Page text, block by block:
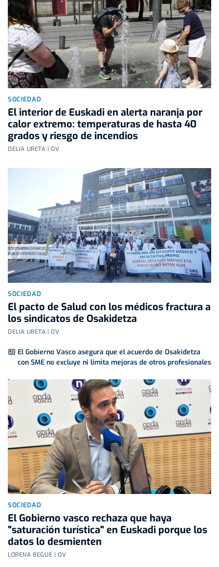
SOCIEDAD
El interior de Euskadi en alerta naranja por
calor extremo: temperaturas de hasta 40
grados y riesgo de incendios
DELIA URETA | OV
SOCIEDAD
El pacto de Salud con los médicos fractura a
los sindicatos de Osakidetza
DELIA URETA | OV
El Gobierno Vasco asegura que el acuerdo de Osakidetza
con SME no excluye ni limita mejoras de otros profesionales
SOCIEDAD
El Gobierno vasco rechaza que haya
"saturación turística" en Euskadi porque los
datos lo desmienten
LORENA BEGUÉ | OV